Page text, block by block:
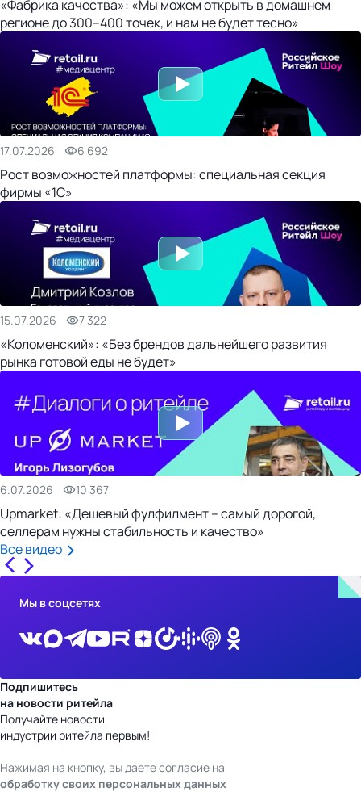
«Фабрика качества»: «Мы можем открыть в домашнем
регионе до 300–400 точек, и нам не будет тесно»
17.07.2026 6 692
Рост возможностей платформы: специальная секция
фирмы «1С»
15.07.2026 7 322
«Коломенский»: «Без брендов дальнейшего развития
рынка готовой еды не будет»
6.07.2026 10 367
Upmarket: «Дешевый фулфилмент – самый дорогой,
селлерам нужны стабильность и качество»
Все видео
Мы в соцсетях
Подпишитесь
на новости ритейла
Получайте новости
индустрии ритейла первым!
Нажимая на кнопку, вы даете согласие на
обработку своих персональных данных